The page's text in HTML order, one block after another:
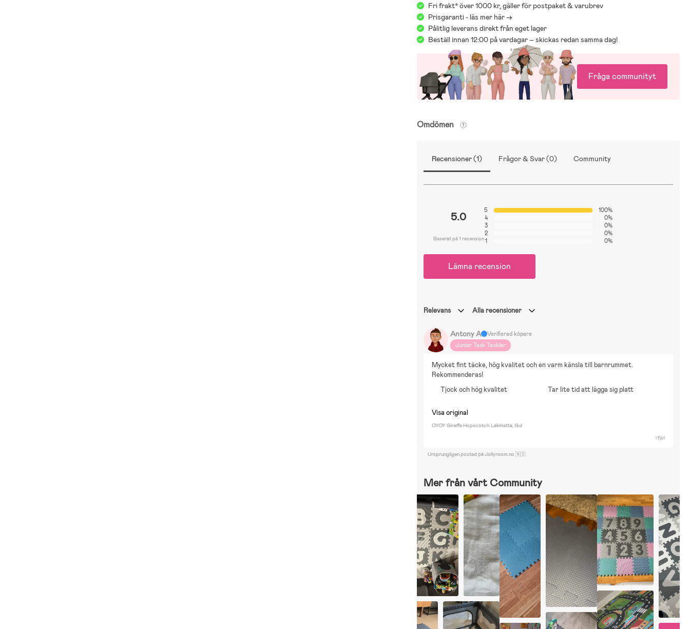
Fri frakt* över 1000 kr, gäller för postpaket & varubrev
Prisgaranti - läs mer här ->
Pålitlig leverans direkt från eget lager
Beställ innan 12:00 på vardagar – skickas redan samma dag!
Fråga communityt
Omdömen
Recensioner (1) Frågor & Svar (0) Community
5.0
Baserat på 1 recension
5
100%
4
0%
3
0%
2
0%
1
0%
Lämna recension
Relevans Alla recensioner
Antony A
Verifierad köpare
Junior Task Tackler
Mycket fint täcke, hög kvalitet och en varm känsla till barnrummet.
Rekommenderas!
Tjock och hög kvalitet
Tar lite tid att lägga sig platt
Visa original
OYOY Giraffe Hopscotch Lekmatta, Gul
i fjol
Ursprungligen postad på Jollyroom.no 🇳🇴
Mer från vårt Community